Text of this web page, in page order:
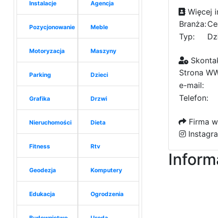
Instalacje
Pozycjonowanie
Motoryzacja
Parking
Grafika
Nieruchomości
Fitness
Geodezja
Edukacja
Agencja
Meble
Maszyny
Dzieci
Drzwi
Dieta
Rtv
Komputery
Ogrodzenia
Więcej
Branża:
Typ:
Strona
e-mail:
Telefon:
Firma